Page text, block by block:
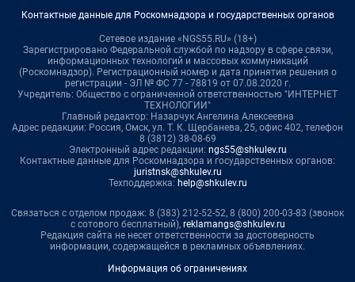
Контактные данные для Роскомнадзора и государственных органов
Сетевое издание «NGS55.RU» (18+)
Зарегистрировано Федеральной службой по надзору в сфере связи,
информационных технологий и массовых коммуникаций
(Роскомнадзор). Регистрационный номер и дата принятия решения о
регистрации - ЭЛ № ФС 77 - 78819 от 07.08.2020 г.
Учредитель: Общество с ограниченной ответственностью "ИНТЕРНЕТ
ТЕХНОЛОГИИ"
Главный редактор: Назарчук Ангелина Алексеевна
Адрес редакции: Россия, Омск, ул. Т. К. Щербанева, 25, офис 402, телефон
8 (3812) 38-08-69
Электронный адрес редакции: ngs55@shkulev.ru
Контактные данные для Роскомнадзора и государственных органов:
juristnsk@shkulev.ru
Техподдержка: help@shkulev.ru
Связаться с отделом продаж: 8 (383) 212-52-52, 8 (800) 200-03-83 (звонок
с сотового бесплатный), reklamangs@shkulev.ru
Редакция сайта не несет ответственности за достоверность
информации, содержащейся в рекламных объявлениях.
Информация об ограничениях